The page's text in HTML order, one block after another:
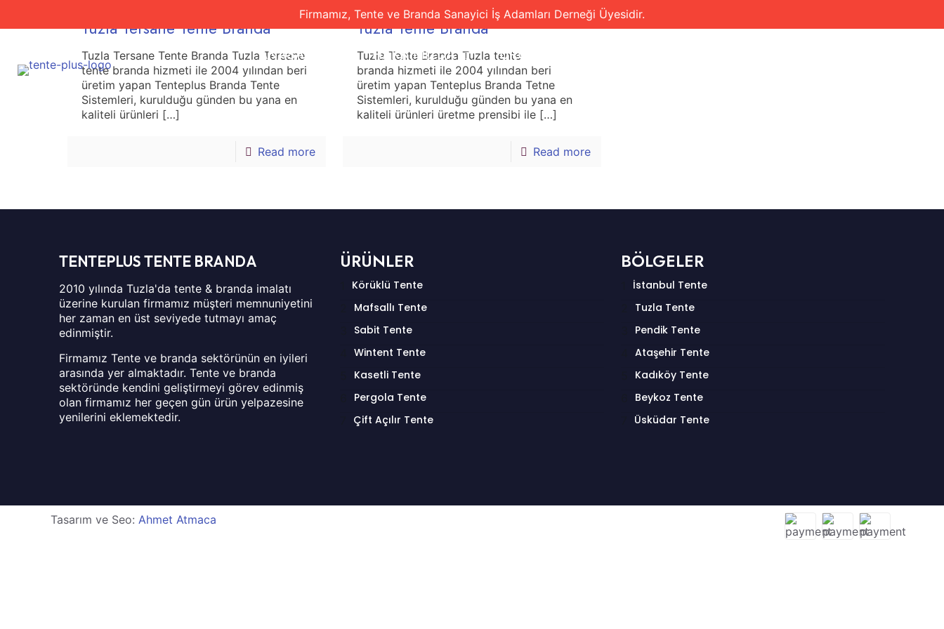
Firmamız, Tente ve Branda Sanayici İş Adamları Derneği Üyesidir.
ANASAYFA HAKKIMIZDA ÜRÜNLERİMİZ
Tuzla Tersane Tente Branda
Tuzla Tersane Tente Branda Tuzla Tersane
tente branda hizmeti ile 2004 yılından beri
üretim yapan Tenteplus Branda Tente
Sistemleri, kurulduğu günden bu yana en
kaliteli ürünleri […]
Read more
Tuzla Tente Branda
Tuzla Tente Branda Tuzla tente
branda hizmeti ile 2004 yılından beri
üretim yapan Tenteplus Branda Tetne
Sistemleri, kurulduğu günden bu yana en
kaliteli ürünleri üretme prensibi ile[…]
Read more
TENTEPLUS TENTE BRANDA
2010 yılında Tuzla'da tente & branda imalatı
üzerine kurulan firmamız müşteri memnuniyetini
her zaman en üst seviyede tutmayı amaç
edinmiştir.
Firmamız Tente ve branda sektörünün en iyileri
arasında yer almaktadır. Tente ve branda
sektöründe kendini geliştirmeyi görev edinmiş
olan firmamız her geçen gün ürün yelpazesine
yenilerini eklemektedir.
ÜRÜNLER
Körüklü Tente
Mafsallı Tente
Sabit Tente
Wintent Tente
Kasetli Tente
Pergola Tente
Çift Açılır Tente
BÖLGELER
İstanbul Tente
Tuzla Tente
Pendik Tente
Ataşehir Tente
Kadıköy Tente
Beykoz Tente
Üsküdar Tente
Tasarım ve Seo: Ahmet Atmaca